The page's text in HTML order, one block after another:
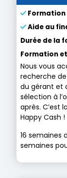
Aide au
Durée de la
Formation
Nous vous
recherche
du gérant et
sélection à
après. C’est
Happy Cash !
16 semaines
semaines